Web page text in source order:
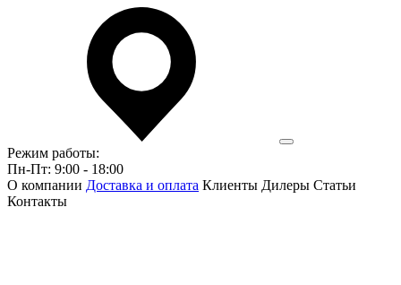
Режим работы:
Пн-Пт: 9:00 - 18:00
О компании Доставка и оплата Клиенты Дилеры Статьи
Контакты